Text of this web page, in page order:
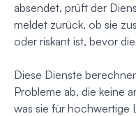
absendet, prüft der
meldet zurück, ob sie
oder riskant ist, bevor
Diese Dienste
Probleme ab, die keine
was sie für hochwertige